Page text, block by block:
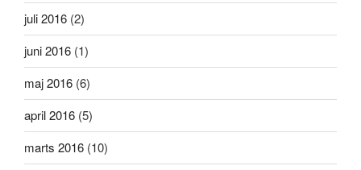
juli 2016 (2)
juni 2016 (1)
maj 2016 (6)
april 2016 (5)
marts 2016 (10)